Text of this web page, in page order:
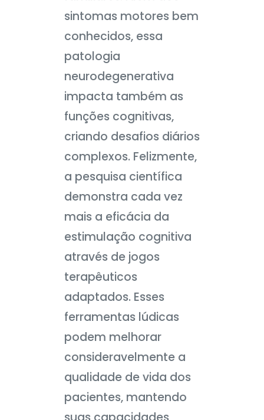
sintomas motores bem
conhecidos, essa
patologia
neurodegenerativa
impacta também as
funções cognitivas,
criando desafios diários
complexos. Felizmente,
a pesquisa científica
demonstra cada vez
mais a eficácia da
estimulação cognitiva
através de jogos
terapêuticos
adaptados. Esses
ferramentas lúdicas
podem melhorar
consideravelmente a
qualidade de vida dos
pacientes, mantendo